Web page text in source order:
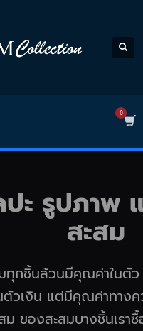
ะ รูปภาพ
สะสม
ทุกชิ้นล้วนมีคุณค่าในตัว
ตัวเงิน แต่มีคุณค่าทางค
ม ของสะสมบางชิ้นเรา